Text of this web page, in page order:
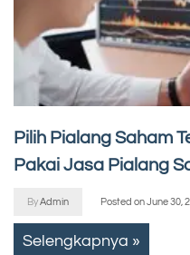
Pilih Pialang Saham
Pakai Jasa Pialang
ByAdmin Posted onJune 30,
Selengkapnya »